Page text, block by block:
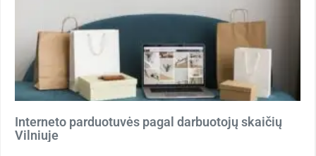
Interneto parduotuvės pagal darbuotojų skaičių
Vilniuje